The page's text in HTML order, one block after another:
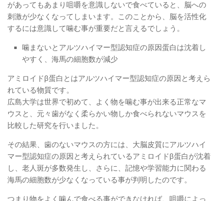
があってもあまり咀嚼を意識しないで食べていると、脳への
刺激が少なくなってしまいます。このことから、脳を活性化
するには意識して噛む事が重要だと言えるでしょう。
噛まないとアルツハイマー型認知症の原因蛋白は沈着し
やすく、海馬の細胞数が減少
アミロイドβ蛋白とはアルツハイマー型認知症の原因と考えら
れている物質です。
広島大学は世界で初めて、よく物を噛む事が出来る正常なマ
ウスと、元々歯がなく柔らかい物しか食べられないマウスを
比較した研究を行いました。
その結果、歯のないマウスの方には、大脳皮質にアルツハイ
マー型認知症の原因と考えられているアミロイドβ蛋白が沈着
し、老人斑が多数発生し、さらに、記憶や学習能力に関わる
海馬の細胞数が少なくなっている事が判明したのです。
つまり物をよく噛んで食べる事ができなければ、咀嚼によっ